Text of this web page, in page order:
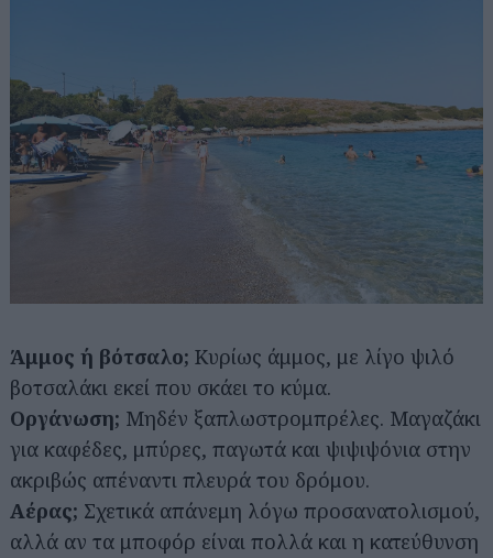
Άμμος ή βότσαλο; Κυρίως άμμος, με λίγο ψιλό
βοτσαλάκι εκεί που σκάει το κύμα.
Οργάνωση; Μηδέν ξαπλωστρομπρέλες. Μαγαζάκι
για καφέδες, μπύρες, παγωτά και ψιψιψόνια στην
ακριβώς απέναντι πλευρά του δρόμου.
Αέρας; Σχετικά απάνεμη λόγω προσανατολισμού,
αλλά αν τα μποφόρ είναι πολλά και η κατεύθυνση